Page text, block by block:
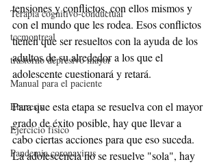
Terapia cognitivo-conductual
tccmontreal
trastorno depresivo mayor
Manual para el paciente
Enuresis
Ejercicio físico
Pandemia coronavirus
tensiones y conflictos, con ellos mismos y
con el mundo que les rodea. Esos conflictos
tienen que ser resueltos con la ayuda de los
adultos de su alrededor a los que el
adolescente cuestionará y retará.
Para que esta etapa se resuelva con el mayor
grado de éxito posible, hay que llevar a
cabo ciertas acciones para que eso suceda.
La adolescencia no se resuelve "sola", hay